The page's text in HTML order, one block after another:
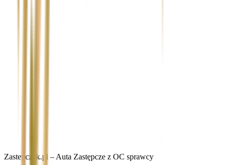
Zastepczak.pl – Auta Zastępcze z OC sprawcy